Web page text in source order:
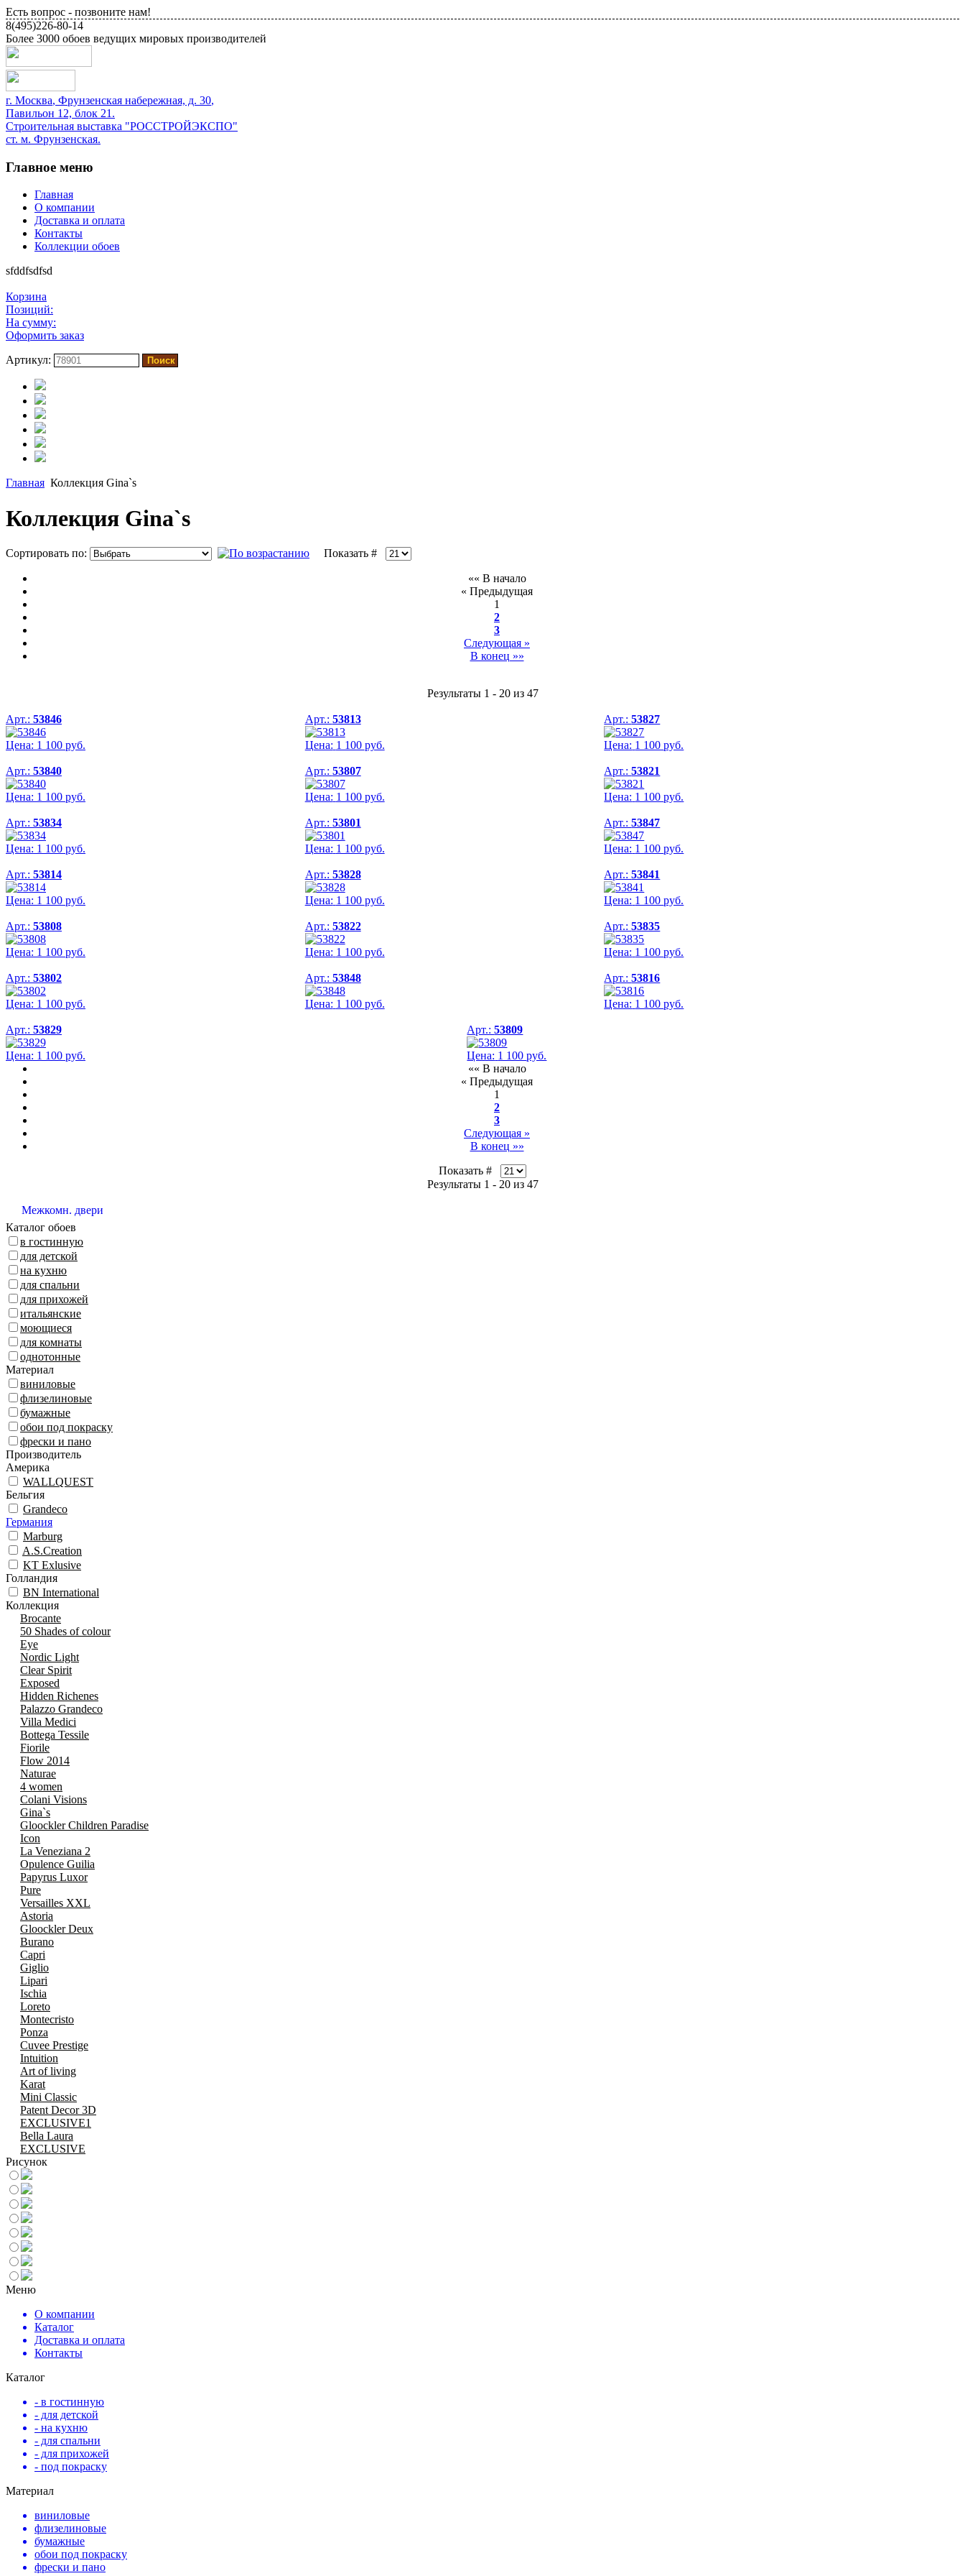
Есть вопрос - позвоните нам!
8(495)226-80-14
Более 3000 обоев ведущих мировых производителей
г. Москва, Фрунзенская набережная, д. 30,
Павильон 12, блок 21.
Строительная выставка "РОССТРОЙЭКСПО"
ст. м. Фрунзенская.
Главное меню
Главная
О компании
Доставка и оплата
Контакты
Коллекции обоев
sfddfsdfsd
Корзина
Позиций:
На сумму:
Оформить заказ
Артикул:
Главная Коллекция Gina`s
Коллекция Gina`s
Сортировать по: Показать #
«« В начало
« Предыдущая
1
2
3
Следующая »
В конец »»
Результаты 1 - 20 из 47
Арт.: 53846
Цена: 1 100 руб.
Арт.: 53813
Цена: 1 100 руб.
Арт.:53827
Цена: 1 100руб.
Арт.: 53840
Цена: 1 100 руб.
Арт.: 53807
Цена: 1 100 руб.
Арт.:53821
Цена: 1 100руб.
Арт.: 53834
Цена: 1 100 руб.
Арт.: 53801
Цена: 1 100 руб.
Арт.:53847
Цена: 1 100руб.
Арт.: 53814
Цена: 1 100 руб.
Арт.: 53828
Цена: 1 100 руб.
Арт.:53841
Цена: 1 100руб.
Арт.: 53808
Цена: 1 100 руб.
Арт.: 53822
Цена: 1 100 руб.
Арт.:53835
Цена: 1 100руб.
Арт.: 53802
Цена: 1 100 руб.
Арт.: 53848
Цена: 1 100 руб.
Арт.:53816
Цена: 1 100руб.
Арт.: 53829
Цена: 1 100 руб.
Арт.:53809
Цена: 1 100руб.
«« В начало
« Предыдущая
1
2
3
Следующая »
В конец »»
Показать #
Результаты 1 - 20 из 47
Межкомн. двери
Каталог обоев
в гостинную
для детской
на кухню
для спальни
для прихожей
итальянские
моющиеся
для комнаты
однотонные
Материал
виниловые
флизелиновые
бумажные
обои под покраску
фрески и пано
Производитель
Америка
WALLQUEST
Бельгия
Grandeco
Германия
Marburg
A.S.Creation
KT Exlusive
Голландия
BN International
Коллекция
Brocante
50 Shades of colour
Eye
Nordic Light
Clear Spirit
Exposed
Hidden Richenes
Palazzo Grandeco
Villa Medici
Bottega Tessile
Fiorile
Flow 2014
Naturae
4 women
Colani Visions
Gina`s
Gloockler Children Paradise
Icon
La Veneziana 2
Opulence Guilia
Papyrus Luxor
Pure
Versailles XXL
Astoria
Gloockler Deux
Burano
Capri
Giglio
Lipari
Ischia
Loreto
Montecristo
Ponza
Cuvee Prestige
Intuition
Art of living
Karat
Mini Classic
Patent Decor 3D
EXCLUSIVE1
Bella Laura
EXCLUSIVE
Рисунок
Меню
О компании
Каталог
Доставка и оплата
Контакты
Каталог
- в гостинную
- для детской
- на кухню
- для спальни
- для прихожей
- под покраску
Материал
виниловые
флизелиновые
бумажные
обои под покраску
фрески и пано